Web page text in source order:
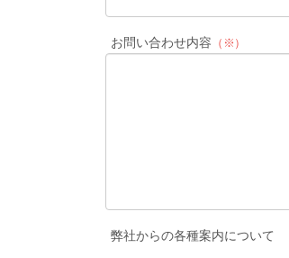
お問い合わせ内容 （※）
弊社からの各種案内について